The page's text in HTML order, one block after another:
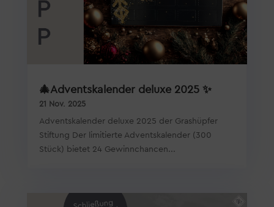
🎄Adventskalender deluxe 2025 ✨
21 Nov. 2025
Adventskalender deluxe 2025 der Grashüpfer
Stiftung Der limitierte Adventskalender (300
Stück) bietet 24 Gewinnchancen...